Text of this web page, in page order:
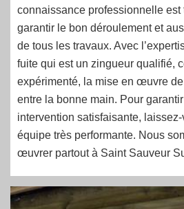
connaissance professionnelle est
garantir le bon déroulement et
de tous les travaux. Avec
fuite qui est un zingueur qualifié,
expérimenté, la mise en œuvre
entre la bonne main. Pour
intervention satisfaisante,
équipe très performante. Nous
œuvrer partout à Saint Sauveur